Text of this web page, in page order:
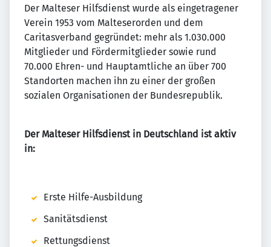
Der Malteser Hilfsdienst wurde als eingetragener
Verein 1953 vom Malteserorden und dem
Caritasverband gegründet: mehr als 1.030.000
Mitglieder und Fördermitglieder sowie rund
70.000 Ehren- und Hauptamtliche an über 700
Standorten machen ihn zu einer der großen
sozialen Organisationen der Bundesrepublik.
Der Malteser Hilfsdienst in Deutschland ist aktiv
in:
Erste Hilfe-Ausbildung
Sanitätsdienst
Rettungsdienst